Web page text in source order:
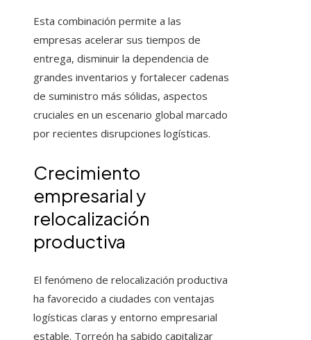
Esta combinación permite a las
empresas acelerar sus tiempos de
entrega, disminuir la dependencia de
grandes inventarios y fortalecer cadenas
de suministro más sólidas, aspectos
cruciales en un escenario global marcado
por recientes disrupciones logísticas.
Crecimiento
empresarial y
relocalización
productiva
El fenómeno de relocalización productiva
ha favorecido a ciudades con ventajas
logísticas claras y entorno empresarial
estable. Torreón ha sabido capitalizar